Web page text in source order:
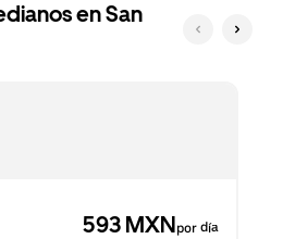
en San
593 MXNpor día